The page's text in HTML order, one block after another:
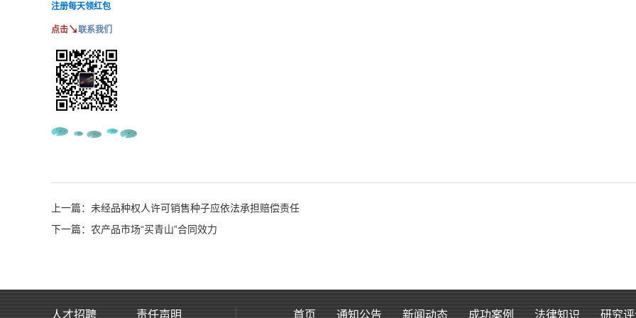
注册每天领红包
点击↘联系我们
上一篇：未经品种权人许可销售种子应依法承担赔偿责任
下一篇：农产品市场“买青山”合同效力
人才招聘 责任声明 首页 通知公告 新闻动态 成功案例 法律知识 研究